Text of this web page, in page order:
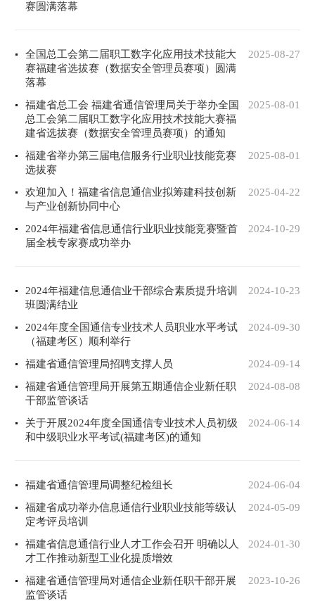
赛圆满落幕
2025-08-27
全国总工会第二届职工数字化应用技术技能大
赛福建省选拔赛（数据安全管理员赛项）圆满
落幕
2025-08-01
福建省总工会 福建省通信管理局关于举办全国
总工会第二届职工数字化应用技术技能大赛福
建省选拔赛（数据安全管理员赛项）的通知
2025-08-01
福建省举办第三届电信服务行业职业技能竞赛
选拔赛
2025-04-22
欢迎加入！福建省信息通信业拟筹建科技创新
与产业创新协同中心
2024-10-29
2024年福建省信息通信行业职业技能竞赛暨首
届全栈专家赛成功举办
2024-10-23
2024年福建信息通信业干部综合素质提升培训
班圆满结业
2024-09-30
2024年度全国通信专业技术人员职业水平考试
（福建考区）顺利举行
2024-09-14
福建省通信管理局招聘支撑人员
2024-08-08
福建省通信管理局开展第五期通信企业新任职
干部监管谈话
2024-06-14
关于开展2024年度全国通信专业技术人员初级
和中级职业水平考试(福建考区)的通知
2024-06-04
福建省通信管理局调整纪检组长
2024-05-09
福建省成功举办信息通信行业职业技能等级认
定考评员培训
2024-01-30
福建省信息通信行业人才工作会召开 明确以人
才工作推动新型工业化提质增效
2023-10-26
福建省通信管理局对通信企业新任职干部开展
监管谈话